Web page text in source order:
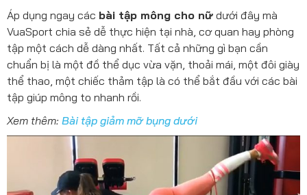
Áp dụng ngay các bài tập mông cho nữ dưới đây mà
VuaSport chia sẻ dễ thực hiện tại nhà, cơ quan hay phòng
tập một cách dễ dàng nhất. Tất cả những gì bạn cần
chuẩn bị là một đồ thể dục vừa vặn, thoải mái, một đôi giày
thể thao, một chiếc thảm tập là có thể bắt đầu với các bài
tập giúp mông to nhanh rồi.
Xem thêm: Bài tập giảm mỡ bụng dưới